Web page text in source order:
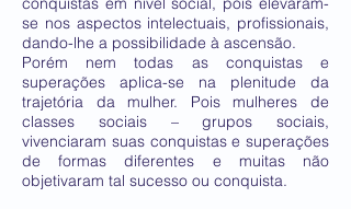
se nos aspectos intelectuais, profissionais,
dando-lhe a possibilidade à ascensão.
Porém nem todas as conquistas e
superações aplica-se na plenitude da
trajetória da mulher. Pois mulheres de
classes sociais – grupos sociais,
vivenciaram suas conquistas e superações
de formas diferentes e muitas não
objetivaram tal sucesso ou conquista.